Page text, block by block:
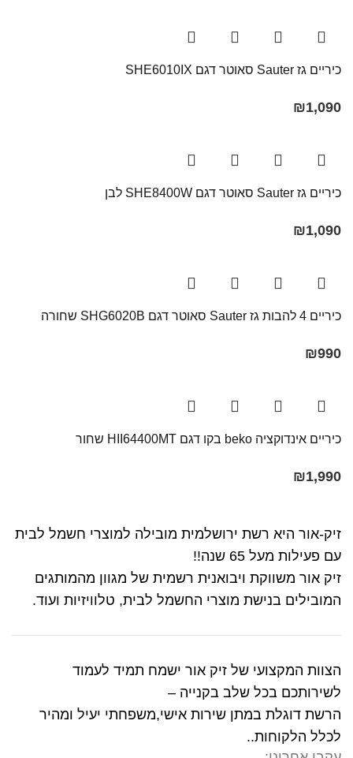
כיריים גז Sauter סאוטר דגם SHE6010IX
₪1,090
כיריים גז Sauter סאוטר דגם SHE8400W לבן
₪1,090
כיריים 4 להבות גז Sauter סאוטר דגם SHG6020B שחורה
₪990
כיריים אינדוקציה beko בקו דגם HII64400MT שחור
₪1,990
זיק-אור היא רשת ירושלמית מובילה למוצרי חשמל לבית
עם פעילות מעל 65 שנה!!
זיק אור משווקת ויבואנית רשמית של מגוון מהמותגים
המובילים בנישת מוצרי החשמל לבית, טלוויזיות ועוד.
הצוות המקצועי של זיק אור ישמח תמיד לעמוד
לשירותכם בכל שלב בקנייה –
הרשת דוגלת במתן שירות אישי,משפחתי יעיל ומהיר
לכלל הלקוחות..